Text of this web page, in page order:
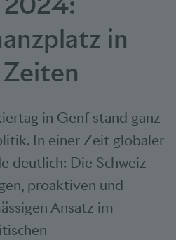
in
in Genf stand ganz
In einer Zeit globaler
deutlich: Die Schweiz
proaktiven und
Ansatz im